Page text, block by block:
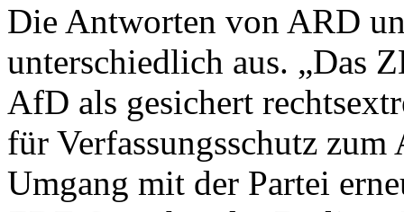
Die Antworten von ARD
unterschiedlich aus. „Das
AfD als gesichert
für Verfassungsschutz
Umgang mit der Partei